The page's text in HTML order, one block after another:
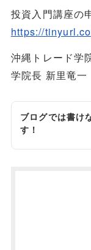
投資入門講座の
https://
沖縄トレード学
学院長 新里竜一
ブログでは書け
す！